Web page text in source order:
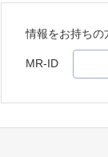
情報をお持ちの
MR-ID